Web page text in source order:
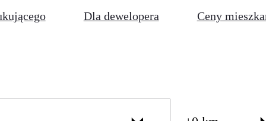
Dla dewelopera Ceny